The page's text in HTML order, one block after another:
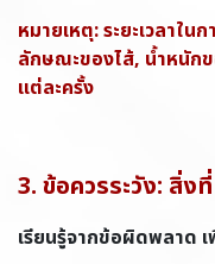
หมายเหตุ:ระยะเวลาใ
ลักษณะของไส้, น้ำหนัก
แต่ละครั้ง
3. ข้อควรระวัง: สิ่งที่
เรียนรู้จากข้อผิดพลาด